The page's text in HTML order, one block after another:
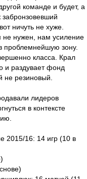
команде и будет, а
забронзовевший
ничуть не хуже.
нужен, нам усиление
проблемнейшую зону.
класса. Крал
и раздувает фонд
не резиновый.
лидеров
в контексте
2015/16: 14 игр (10 в